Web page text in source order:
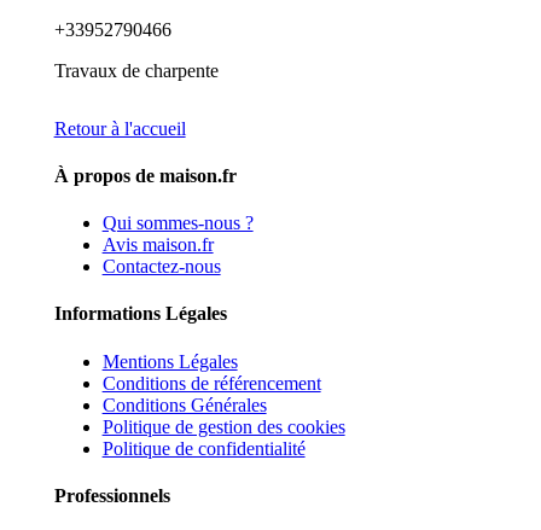
+33952790466
Travaux de charpente
Retour à l'accueil
À propos de maison.fr
Qui sommes-nous ?
Avis maison.fr
Contactez-nous
Informations Légales
Mentions Légales
Conditions de référencement
Conditions Générales
Politique de gestion des cookies
Politique de confidentialité
Professionnels